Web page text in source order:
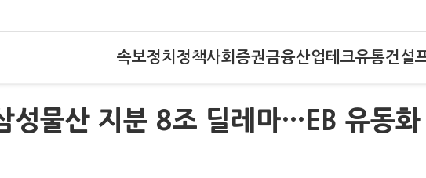
속보정치 정책사회 증권금융산업테크유통건설
성물산 지분 8조 딜레마…EB 유동